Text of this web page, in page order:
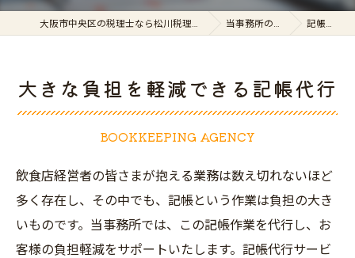
大阪市中央区の税理士なら松川税理士事務所 当事務所の特徴 記帳代行
大きな負担を軽減できる記帳代行
BOOKKEEPING AGENCY
飲食店経営者の皆さまが抱える業務は数え切れないほど
多く存在し、その中でも、記帳という作業は負担の大き
いものです。当事務所では、この記帳作業を代行し、お
客様の負担軽減をサポートいたします。記帳代行サービ